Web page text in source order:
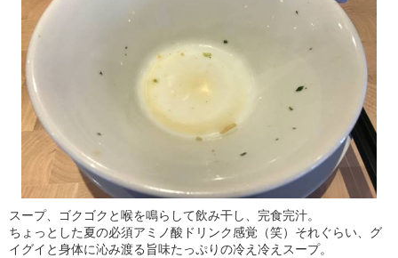
スープ、ゴクゴクと喉を鳴らして飲み干し、完食完汁。
ちょっとした夏の必須アミノ酸ドリンク感覚（笑）それぐらい、グ
イグイと身体に沁み渡る旨味たっぷりの冷え冷えスープ。